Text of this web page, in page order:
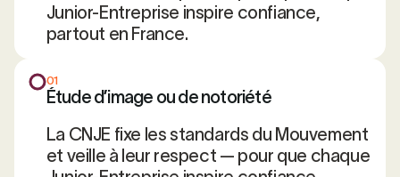
Junior-Entreprise inspire confiance,
partout en France.
01
Étude d’image ou de notoriété
La CNJE fixe les standards du Mouvement
et veille à leur respect — pour que chaque